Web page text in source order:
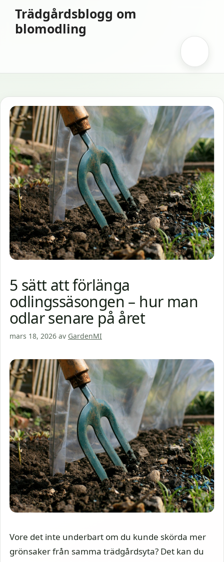
innehåll
Trädgårdsblogg om
blomodling
5 sätt att förlänga
odlingssäsongen – hur man
odlar senare på året
mars 18, 2026 av GardenMI
Vore det inte underbart om du kunde skörda mer
grönsaker från samma trädgårdsyta? Det kan du